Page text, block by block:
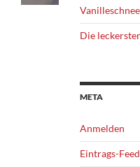
Die
META
Anmelden
Eintrags-Feed